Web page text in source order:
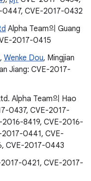
CVE-2017-0432
Alpha Team의 Guang
2017-0415
, Wenke Dou, Mingjian
Jiang: CVE-2017-
Alpha Team의 Hao
0437, CVE-2017-
8419, CVE-2016-
0441, CVE-
CVE-2017-0443
0421, CVE-2017-